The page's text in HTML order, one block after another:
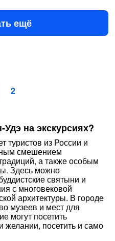
ещё
2
на экскурсиях?
туристов из России и
смешением
а также особым
Здесь можно
святыни и
с многовековой
архитектуры. В городе
музеев и мест для
могут посетить
желании, посетить и само